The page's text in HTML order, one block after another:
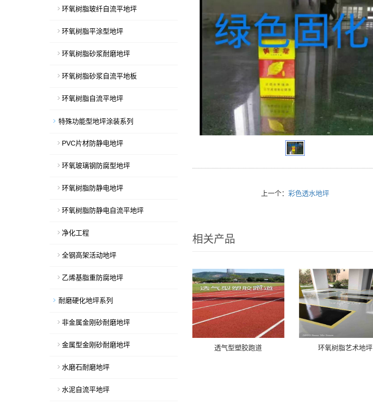
上一个：彩色透水地坪
相关产品
透气型塑胶跑道 环氧树脂艺术地坪
环氧树脂玻纤自流平地坪
环氧树脂平涂型地坪
环氧树脂砂浆耐磨地坪
环氧树脂砂浆自流平地板
环氧树脂自流平地坪
特殊功能型地坪涂装系列
PVC片材防静电地坪
环氧玻璃钢防腐型地坪
环氧树脂防静电地坪
环氧树脂防静电自流平地坪
净化工程
全钢高架活动地坪
乙烯基脂重防腐地坪
耐磨硬化地坪系列
非金属金刚砂耐磨地坪
金属型金刚砂耐磨地坪
水磨石耐磨地坪
水泥自流平地坪